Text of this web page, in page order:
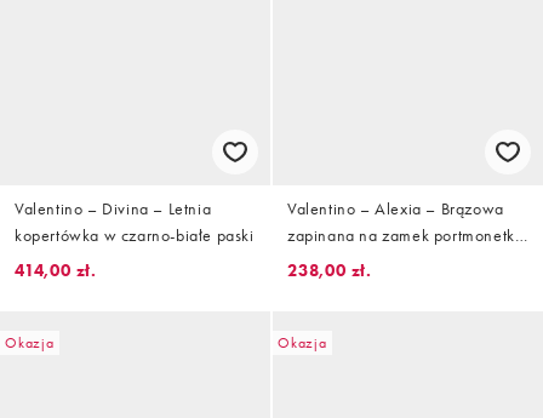
Valentino – Divina – Letnia
kopertówka w czarno-białe paski
414,00 zł.
Valentino – Alexia – Brązowa
zapinana na zamek portmonetka
i etui na karty – BROWN
238,00 zł.
Okazja Okazja